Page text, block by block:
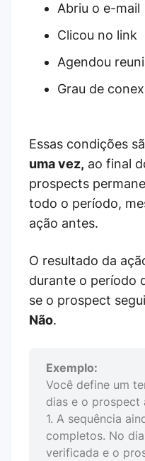
Abriu o e-mail
Clicou no link
Agendou
Grau de
Essas condições
uma vez, ao final
prospects
todo o período,
ação antes.
O resultado da
durante o período
se o prospect
Não.
Exemplo:
Você define um
dias e o prospect
1. A sequência
completos. No
verificada e o